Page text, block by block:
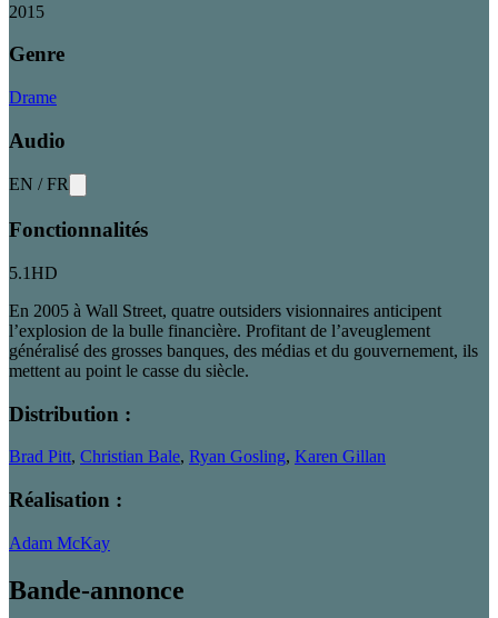
2015
Genre
Drame
Audio
EN /FR
Fonctionnalités
5.1HD
En 2005 à Wall Street, quatre outsiders visionnaires anticipent
l’explosion de la bulle financière. Profitant de l’aveuglement
généralisé des grosses banques, des médias et du gouvernement, ils
mettent au point le casse du siècle.
Distribution :
Brad Pitt, Christian Bale, Ryan Gosling, Karen Gillan
Réalisation :
Adam McKay
Bande-annonce